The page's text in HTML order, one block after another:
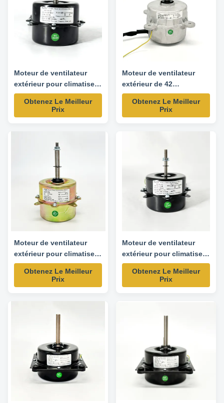
Moteur de ventilateur
extérieur pour climatiseur
90W 1200RPM 220V 50Hz
Obtenez Le Meilleur
Prix
Moteur de ventilateur
extérieur de 42
cadres/120 mm - 65W
900RPM 208-230V
50/60HZ
Obtenez Le Meilleur
Prix
Moteur de ventilateur
extérieur pour climatiseur
- 55W 220/230V 50/60HZ
Obtenez Le Meilleur
Prix
Moteur de ventilateur
extérieur pour climatiseur
- 60W 1200RPM 220V
50Hz
Obtenez Le Meilleur
Prix